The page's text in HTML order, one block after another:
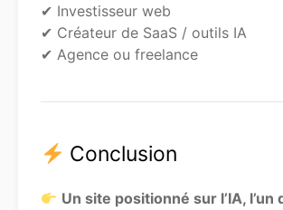
✔ Investisseur web
✔ Créateur de SaaS / outils IA
✔ Agence ou freelance
Conclusion
Un site positionné sur l’IA, l’un